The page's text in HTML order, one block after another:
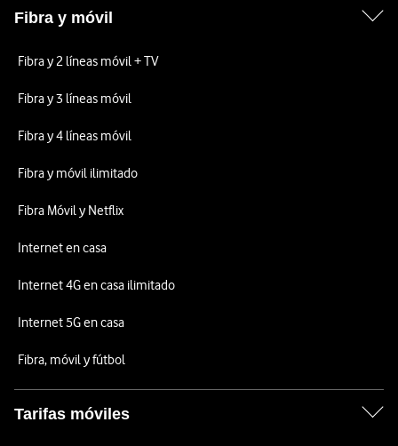
Fibra y móvil
Fibra y 2 líneas móvil + TV
Fibra y 3 líneas móvil
Fibra y 4 líneas móvil
Fibra y móvil ilimitado
Fibra Móvil y Netflix
Internet en casa
Internet 4G en casa ilimitado
Internet 5G en casa
Fibra, móvil y fútbol
Tarifas móviles